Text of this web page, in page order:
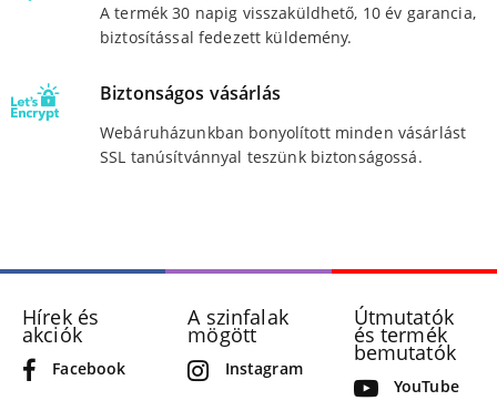
A termék 30 napig visszaküldhető, 10 év garancia,
biztosítással fedezett küldemény.
Biztonságos vásárlás
Webáruházunkban bonyolított minden vásárlást
SSL tanúsítvánnyal teszünk biztonságossá.
Hírek és
akciók
Facebook
A szinfalak
mögött
Instagram
Útmutatók
és termék
bemutatók
YouTube